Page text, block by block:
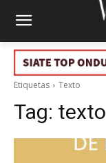
Etiquetas Texto
Tag: texto